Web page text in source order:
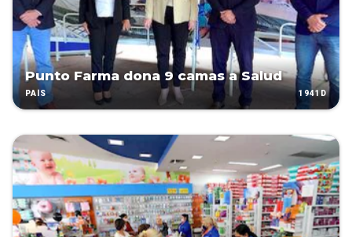
Punto Farma dona 9 camas a Salud
PAÍS 1941D